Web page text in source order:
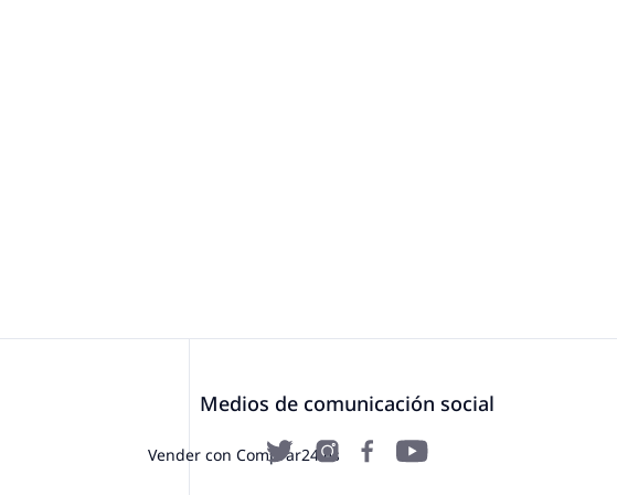
Vender con Comprar24.es
Medios de comunicación social